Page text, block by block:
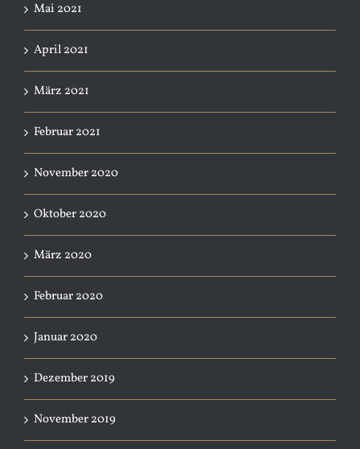
Mai 2021
April 2021
März 2021
Februar 2021
November 2020
Oktober 2020
März 2020
Februar 2020
Januar 2020
Dezember 2019
November 2019